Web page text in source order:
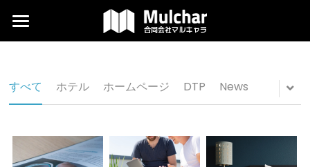
翻訳
当社について
すべて ホテル ホームページ DTP News
ブログカテゴリー
記事